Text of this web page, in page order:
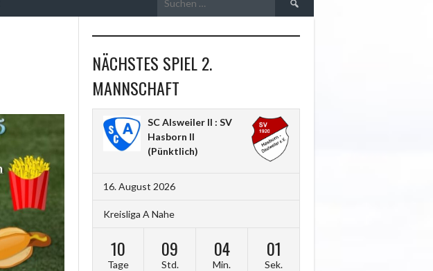
NÄCHSTES SPIEL 2.
MANNSCHAFT
SC Alsweiler II : SV
Hasborn II
(Pünktlich)
16. August 2026
Kreisliga A Nahe
10
Tage
09
Std.
04
Min.
00
Sek.